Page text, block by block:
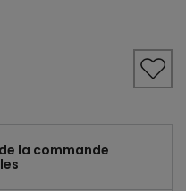
la commande